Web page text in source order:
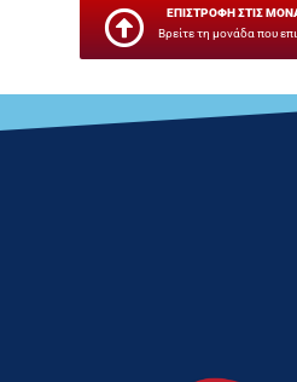
ΕΠΙΣΤΡΟΦΗ ΣΤΙΣ
Βρείτε τη μονάδα που